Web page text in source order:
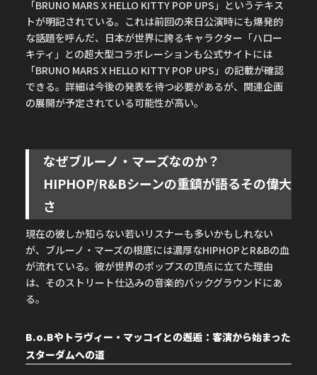
「BRUNO MARS X HELLO KITTY POP UPS」というテキス
トが明記されている。これは前回の来日公演時にも爆発的
な話題を呼んだ、日本が世界に誇るキャラクター「ハロー
キティ」との超大型コラボレーションも公式サイトには
「BRUNO MARS X HELLO KITTY POP UPS」の記載が確認
できる。詳細は今後の発表を待つ必要があるが、関連企画
の展開が予定されている可能性が高い。
なぜブルーノ・マーズなのか？
HIPHOP/R&Bシーンの重鎮が語るその偉大
さ
現在の彼しか知らない若いリスナーも多いかもしれない
が、ブルーノ・マーズの根底には濃厚なHIPHOPとR&Bの血
が流れている。彼が世界のポップスの頂点に立てた理由
は、そのストリート仕込みの音楽的バックグラウンドにあ
る。
B.o.Bやトラヴィー・マッコイとの邂逅：客演から始まった
スターダムへの道